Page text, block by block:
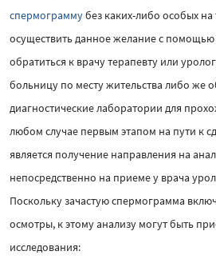
спермограммубез каких-либо особых
осуществить данное желание с помощью
обратиться к врачу терапевту или
больницу по месту жительства либо же
диагностические лаборатории для
любом случае первым этапом на пути к
является получение направления на
непосредственно на приеме у врача
Поскольку зачастую спермограмма
осмотры, к этому анализу могут быть
исследования: